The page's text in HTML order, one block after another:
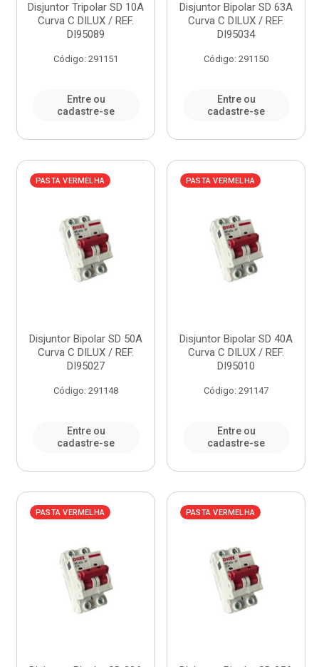
Disjuntor Tripolar SD 10A
Curva C DILUX / REF.
DI95089
Código: 291151
Entre ou
cadastre-se
Disjuntor Bipolar SD 63A
Curva C DILUX / REF.
DI95034
Código: 291150
Entre ou
cadastre-se
PASTA VERMELHA
Disjuntor Bipolar SD 50A
Curva C DILUX / REF.
DI95027
Código: 291148
Entre ou
cadastre-se
PASTA VERMELHA
Disjuntor Bipolar SD 40A
Curva C DILUX / REF.
DI95010
Código: 291147
Entre ou
cadastre-se
PASTA VERMELHA PASTA VERMELHA